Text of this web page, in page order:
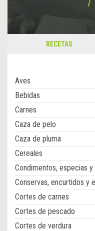
RECETAS
Aves
Bebidas
Carnes
Caza de pelo
Caza de pluma
Cereales
Condimentos, especias y
Conservas, encurtidos y
Cortes de carnes
Cortes de pescado
Cortes de verdura